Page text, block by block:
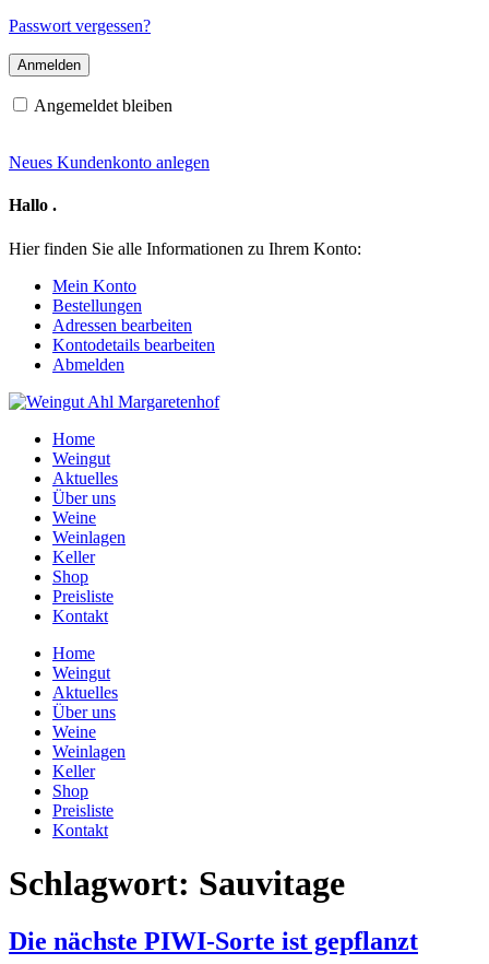
Adresse
Passwort vergessen?
Angemeldet bleiben
Neues Kundenkonto anlegen
Hallo .
Hier finden Sie alle Informationen zu Ihrem Konto:
Mein Konto
Bestellungen
Adressen bearbeiten
Kontodetails bearbeiten
Abmelden
Home
Weingut
Aktuelles
Über uns
Weine
Weinlagen
Keller
Shop
Preisliste
Kontakt
Home
Weingut
Aktuelles
Über uns
Weine
Weinlagen
Keller
Shop
Preisliste
Kontakt
Schlagwort: Sauvitage
Die nächste PIWI-Sorte ist gepflanzt